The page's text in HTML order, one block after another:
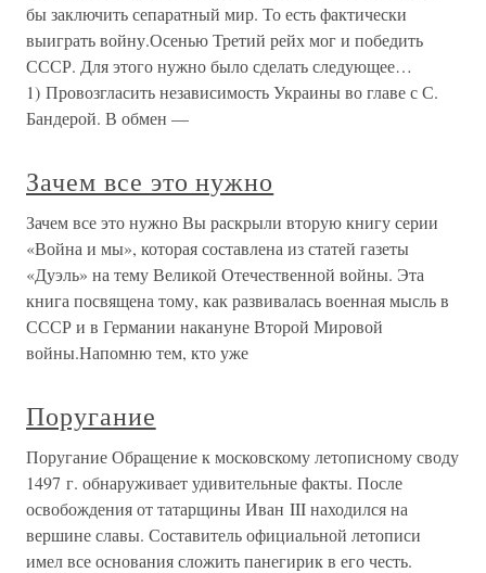
бы заключить сепаратный мир. То есть фактически
выиграть войну.Осенью Третий рейх мог и победить
СССР. Для этого нужно было сделать следующее…
1) Провозгласить независимость Украины во главе с С.
Бандерой. В обмен —
Зачем все это нужно
Зачем все это нужно Вы раскрыли вторую книгу серии
«Война и мы», которая составлена из статей газеты
«Дуэль» на тему Великой Отечественной войны. Эта
книга посвящена тому, как развивалась военная мысль в
СССР и в Германии накануне Второй Мировой
войны.Напомню тем, кто уже
Поругание
Поругание Обращение к московскому летописному своду
1497 г. обнаруживает удивительные факты. После
освобождения от татарщины Иван III находился на
вершине славы. Составитель официальной летописи
имел все основания сложить панегирик в его честь.